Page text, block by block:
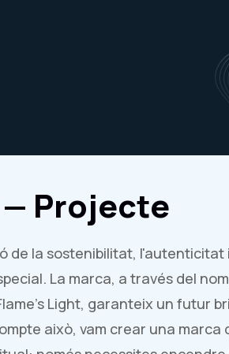
Projecte
de la sostenibilitat, l'autenticitat
La marca, a través del
Light, garanteix un futur
això, vam crear una marca